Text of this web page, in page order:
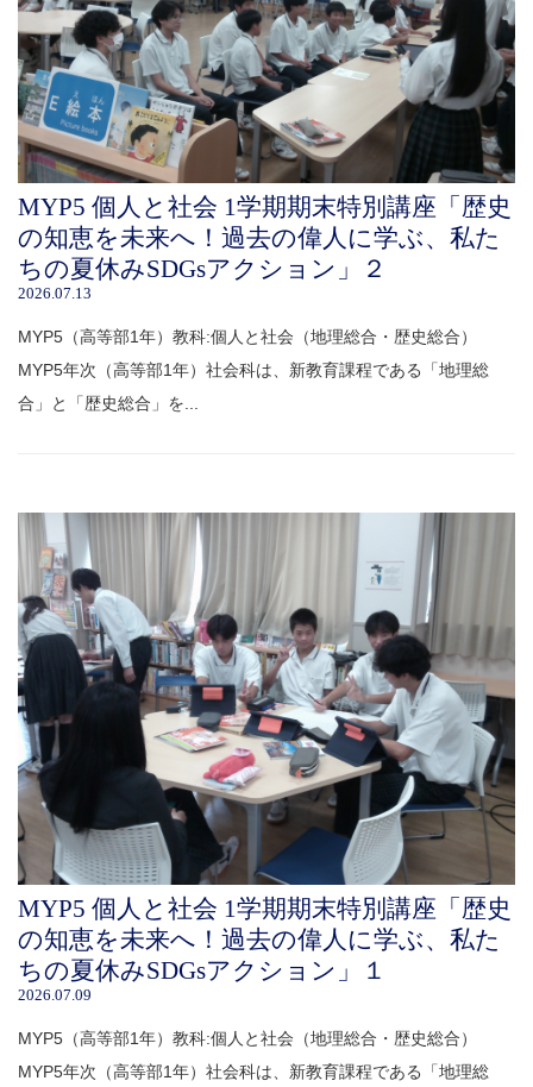
MYP5 個人と社会 1学期期末特別講座「歴史
の知恵を未来へ！過去の偉人に学ぶ、私た
ちの夏休みSDGsアクション」２
2026.07.13
MYP5（高等部1年）教科:個人と社会（地理総合・歴史総合）
MYP5年次（高等部1年）社会科は、新教育課程である「地理総
合」と「歴史総合」を...
MYP5 個人と社会 1学期期末特別講座「歴史
の知恵を未来へ！過去の偉人に学ぶ、私た
ちの夏休みSDGsアクション」１
2026.07.09
MYP5（高等部1年）教科:個人と社会（地理総合・歴史総合）
MYP5年次（高等部1年）社会科は、新教育課程である「地理総